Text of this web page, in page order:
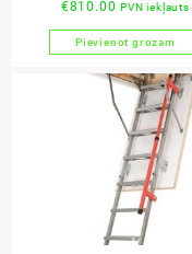
kāpnes
€810.00 PVN iekļauts
Pievienot grozam